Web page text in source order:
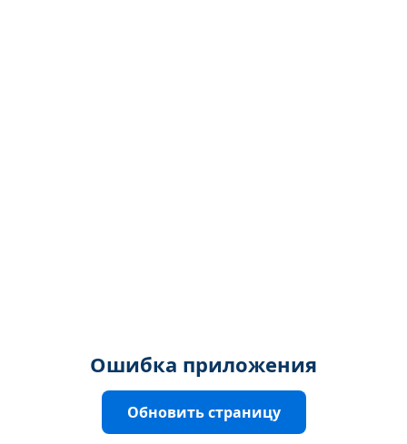
Ошибка приложения
Обновить страницу